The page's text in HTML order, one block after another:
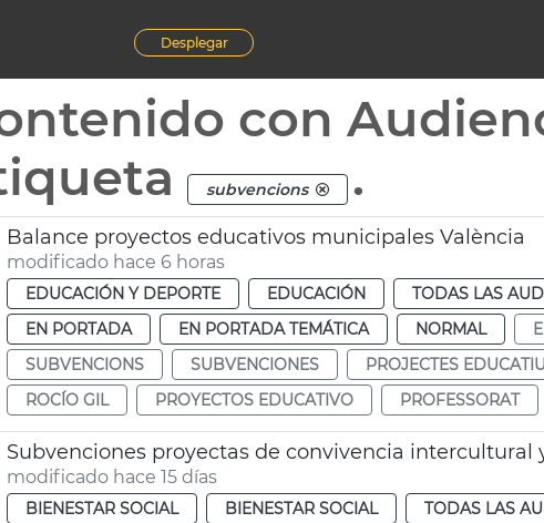
Desplegar
con
subvencions .
Balance proyectos educativos municipales València
modificado hace 6 horas
EDUCACIÓN Y DEPORTE EDUCACIÓN TODAS LAS
EN PORTADA
EN PORTADA TEMÁTICA NORMAL
SUBVENCIONS
SUBVENCIONES PROJECTES
ROCÍO GIL
PROYECTOS EDUCATIVO PROFESSORAT
Subvenciones proyectas de convivencia intercultural
modificado hace 15 días
BIENESTAR SOCIAL BIENESTAR SOCIAL TODAS LAS